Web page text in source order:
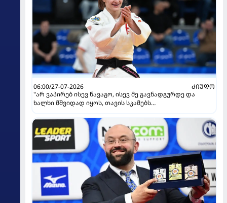
06:00/27-07-2026
ᲫᲘᲣᲓᲝ
"არ ვაპირებ ისევ წავაგო, ისევ მე გავნადგურდე და
ხალხი მშვიდად იყოს, თავის სკამებს